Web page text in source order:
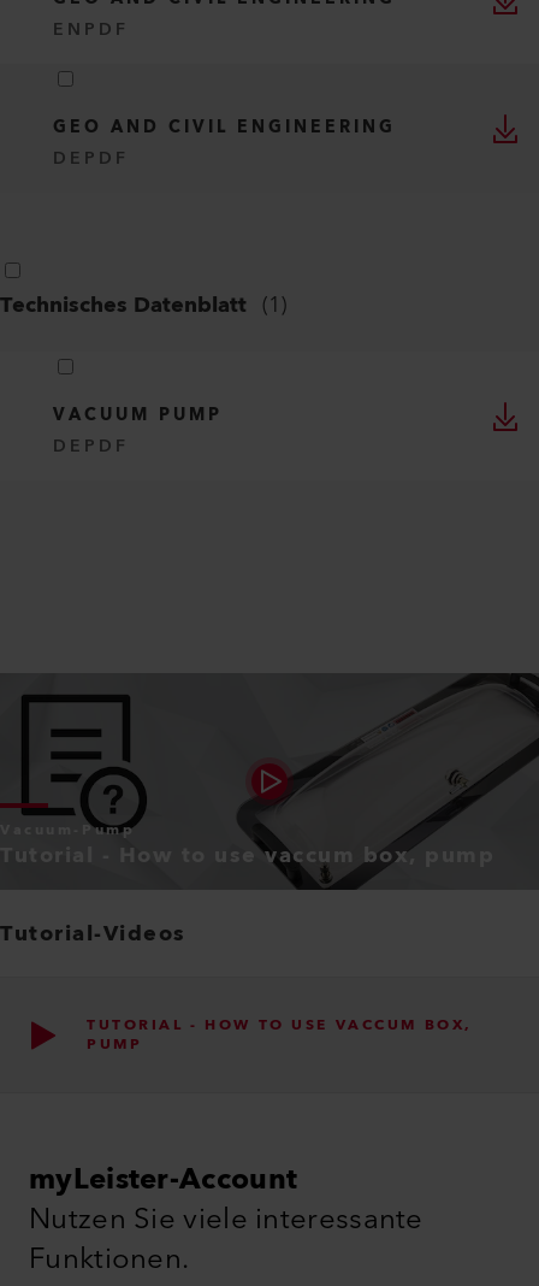
EN PDF
GEO AND CIVIL ENGINEERING
DE PDF
Technisches Datenblatt (1)
VACUUM PUMP
DE PDF
Vacuum-Pump
Tutorial - How to use vaccum box, pump
Tutorial-Videos
TUTORIAL - HOW TO USE VACCUM BOX,
PUMP
myLeister-Account
Nutzen Sie viele interessante
Funktionen.